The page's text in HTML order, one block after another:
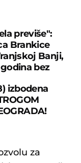
previše":
Brankice
Banji,
bez
izbodena
za